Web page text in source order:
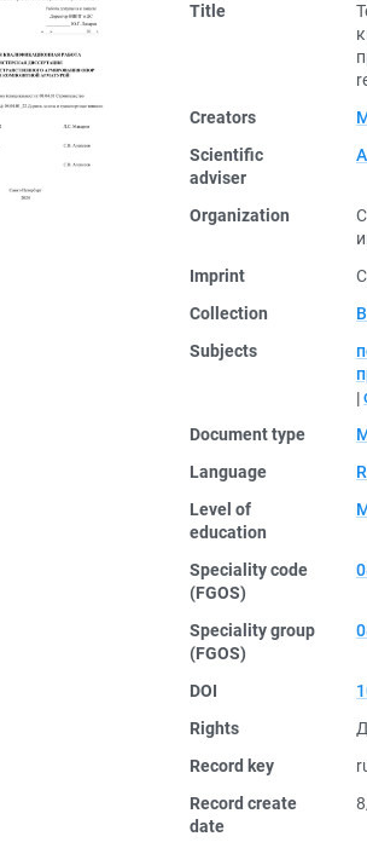
Title
Creators
Scientific
adviser
Organization
Imprint
Collection
Subjects
Document type
Language
Level of
education
Speciality code
(FGOS)
Speciality group
(FGOS)
DOI
Rights
Record key
Record create
date